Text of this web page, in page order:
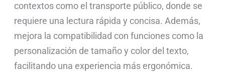
contextos como el transporte público, donde se
requiere una lectura rápida y concisa. Además,
mejora la compatibilidad con funciones como la
personalización de tamaño y color del texto,
facilitando una experiencia más ergonómica.